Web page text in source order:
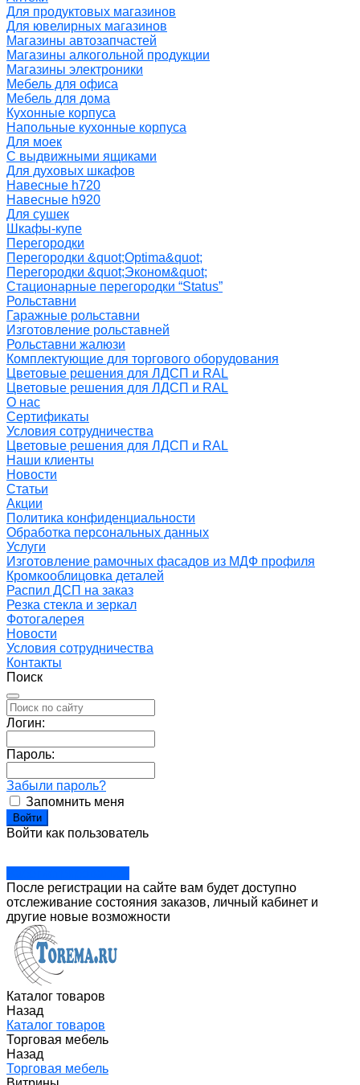
Для продуктовых магазинов
Для ювелирных магазинов
Магазины автозапчастей
Магазины алкогольной продукции
Магазины электроники
Мебель для офиса
Мебель для дома
Кухонные корпуса
Напольные кухонные корпуса
Для моек
С выдвижными ящиками
Для духовых шкафов
Навесные h720
Навесные h920
Для сушек
Шкафы-купе
Перегородки
Перегородки &quot;Optima&quot;
Перегородки &quot;Эконом&quot;
Стационарные перегородки “Status”
Рольставни
Гаражные рольставни
Изготовление рольставней
Рольставни жалюзи
Комплектующие для торгового оборудования
Цветовые решения для ЛДСП и RAL
Цветовые решения для ЛДСП и RAL
О нас
Сертификаты
Условия сотрудничества
Цветовые решения для ЛДСП и RAL
Наши клиенты
Новости
Статьи
Акции
Политика конфиденциальности
Обработка персональных данных
Услуги
Изготовление рамочных фасадов из МДФ профиля
Кромкооблицовка деталей
Распил ДСП на заказ
Резка стекла и зеркал
Фотогалерея
Новости
Условия сотрудничества
Контакты
Поиск
Логин:
Пароль:
Забыли пароль?
Запомнить меня
Войти как пользователь
После регистрации на сайте вам будет доступно
отслеживание состояния заказов, личный кабинет и
другие новые возможности
Каталог товаров
Назад
Каталог товаров
Торговая мебель
Назад
Торговая мебель